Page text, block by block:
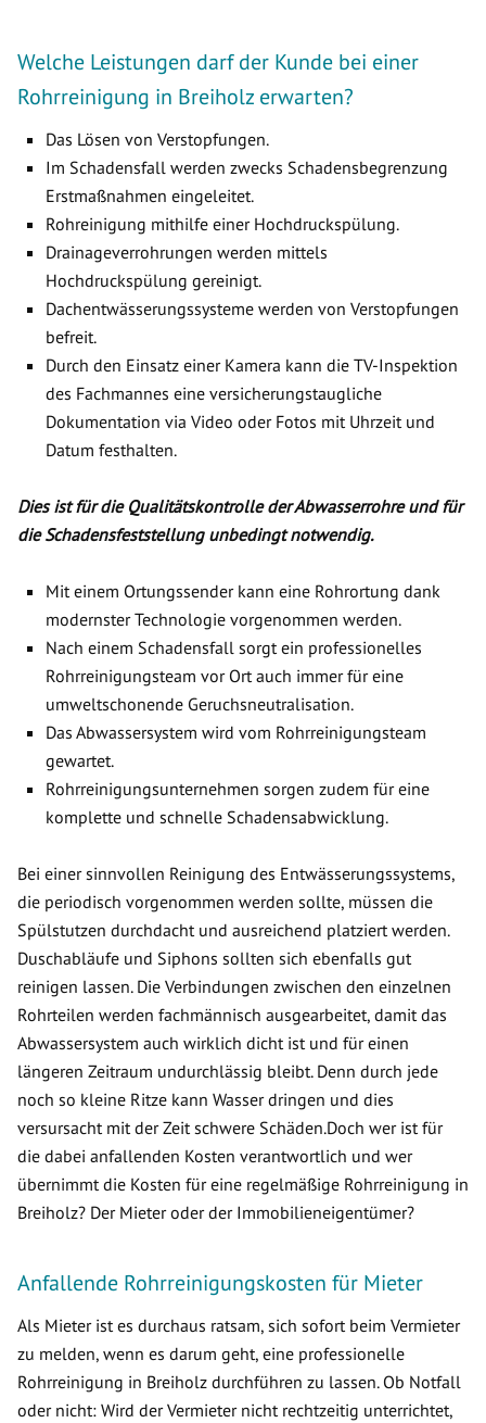
Welche Leistungen darf der Kunde bei einer
Rohrreinigung in Breiholz erwarten?
Das Lösen von Verstopfungen.
Im Schadensfall werden zwecks Schadensbegrenzung
Erstmaßnahmen eingeleitet.
Rohreinigung mithilfe einer Hochdruckspülung.
Drainageverrohrungen werden mittels
Hochdruckspülung gereinigt.
Dachentwässerungssysteme werden von Verstopfungen
befreit.
Durch den Einsatz einer Kamera kann die TV-Inspektion
des Fachmannes eine versicherungstaugliche
Dokumentation via Video oder Fotos mit Uhrzeit und
Datum festhalten.
Dies ist für die Qualitätskontrolle der Abwasserrohre und für
die Schadensfeststellung unbedingt notwendig.
Mit einem Ortungssender kann eine Rohrortung dank
modernster Technologie vorgenommen werden.
Nach einem Schadensfall sorgt ein professionelles
Rohrreinigungsteam vor Ort auch immer für eine
umweltschonende Geruchsneutralisation.
Das Abwassersystem wird vom Rohrreinigungsteam
gewartet.
Rohrreinigungsunternehmen sorgen zudem für eine
komplette und schnelle Schadensabwicklung.
Bei einer sinnvollen Reinigung des Entwässerungssystems,
die periodisch vorgenommen werden sollte, müssen die
Spülstutzen durchdacht und ausreichend platziert werden.
Duschabläufe und Siphons sollten sich ebenfalls gut
reinigen lassen. Die Verbindungen zwischen den einzelnen
Rohrteilen werden fachmännisch ausgearbeitet, damit das
Abwassersystem auch wirklich dicht ist und für einen
längeren Zeitraum undurchlässig bleibt. Denn durch jede
noch so kleine Ritze kann Wasser dringen und dies
versursacht mit der Zeit schwere Schäden.Doch wer ist für
die dabei anfallenden Kosten verantwortlich und wer
übernimmt die Kosten für eine regelmäßige Rohrreinigung in
Breiholz? Der Mieter oder der Immobilieneigentümer?
Anfallende Rohrreinigungskosten für Mieter
Als Mieter ist es durchaus ratsam, sich sofort beim Vermieter
zu melden, wenn es darum geht, eine professionelle
Rohrreinigung in Breiholz durchführen zu lassen. Ob Notfall
oder nicht: Wird der Vermieter nicht rechtzeitig unterrichtet,